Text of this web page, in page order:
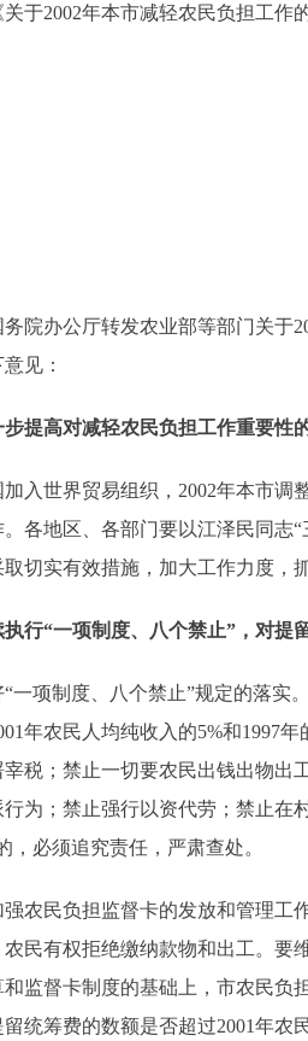
12345网上接诉即办
参与调查
北京概况
绿色北京
2002年本市减轻农民负担工作
办公厅转发农业部等部门关于
见：
提高对减轻农民负担工作重要性
世界贸易组织，2002年本市调
各地区、各部门要以江泽民同志
切实有效措施，加大工作力度，
行“一项制度、八个禁止”，对提
项制度、八个禁止”规定的落实。
年农民人均纯收入的5%和1997
宰税；禁止一切要农民出钱出物出
为；禁止强行以资代劳；禁止在
，必须追究责任，严肃查处。
民负担监督卡的发放和管理工作
农民有权拒绝缴纳款物和出工。要
和监督卡制度的基础上，市农民
统筹费的数额是否超过2001年农